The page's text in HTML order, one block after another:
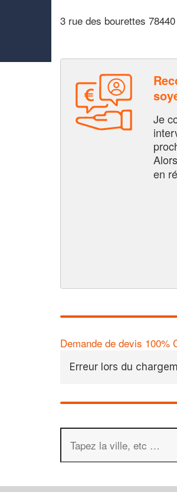
3 rue des bourettes
Je
Alors
en
Demande de devis 100%
Erreur lors du